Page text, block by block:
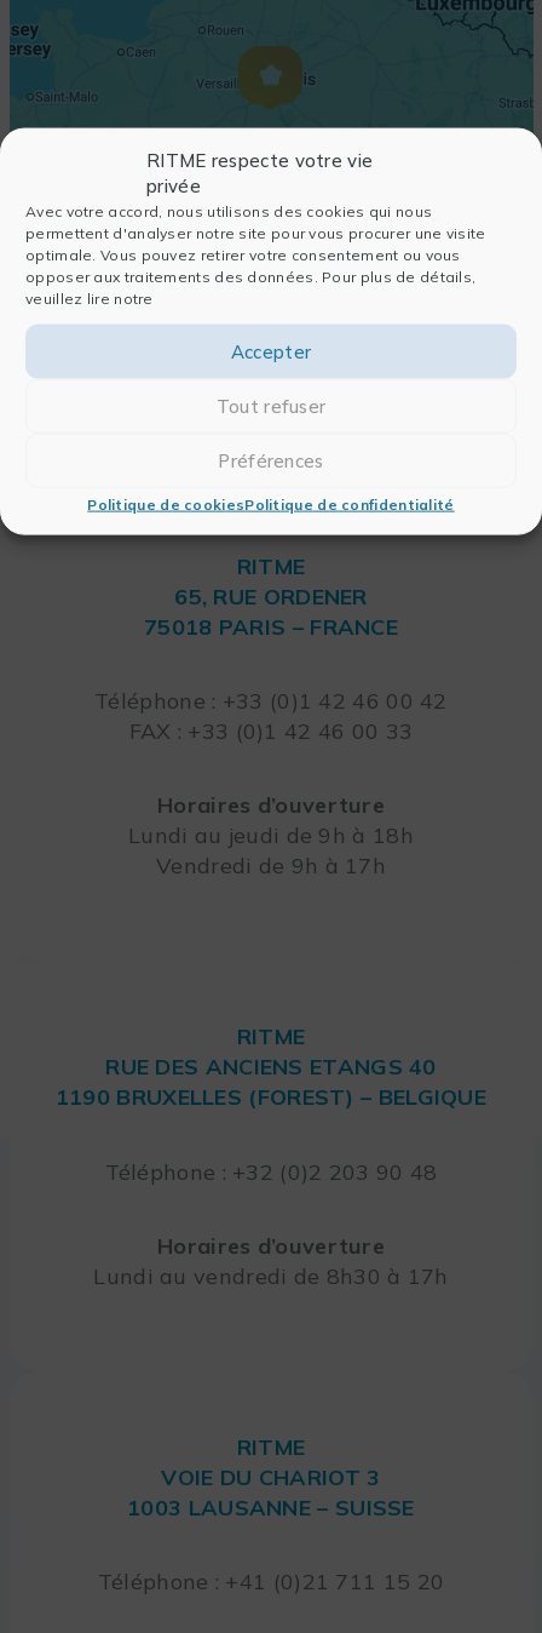
RITME respecte votre vie
privée
Avec votre accord, nous utilisons des cookies qui nous
permettent d'analyser notre site pour vous procurer une visite
optimale. Vous pouvez retirer votre consentement ou vous
opposer aux traitements des données. Pour plus de détails,
veuillez lire notre
Accepter
Tout refuser
Préférences
Politique de cookiesPolitique de confidentialité
RITME
65, RUE ORDENER
75018 PARIS – FRANCE
Téléphone : +33 (0)1 42 46 00 42
FAX : +33 (0)1 42 46 00 33
Horaires d’ouverture
Lundi au jeudi de 9h à 18h
Vendredi de 9h à 17h
RITME
RUE DES ANCIENS ETANGS 40
1190 BRUXELLES (FOREST) – BELGIQUE
Téléphone : +32 (0)2 203 90 48
Horaires d’ouverture
Lundi au vendredi de 8h30 à 17h
RITME
VOIE DU CHARIOT 3
1003 LAUSANNE – SUISSE
Téléphone : +41 (0)21 711 15 20